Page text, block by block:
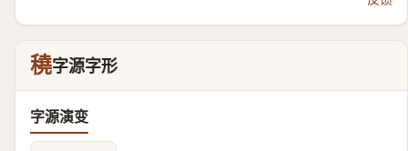
穘字源字形
字源演变